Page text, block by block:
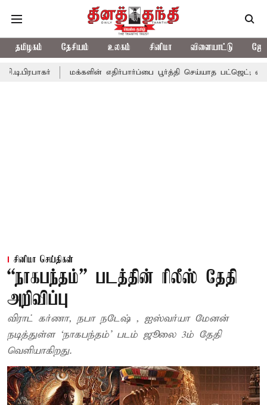
தமிழகம் தேசியம் உலகம் சினிமா விளையாட்டு
மக்களின் எதிர்பார்ப்பை பூர்த்தி செய்யாத பட்ஜெட்; எடப்பாடி
சினிமா செய்திகள்
“நாகபந்தம்” படத்தின் ரிலீஸ் தேதி
அறிவிப்பு
விராட் கர்ணா, நபா நடேஷ் , ஐஸ்வர்யா மேனன்
நடித்துள்ள ‘நாகபந்தம்’ படம் ஜூலை 3ம் தேதி
வெளியாகிறது.